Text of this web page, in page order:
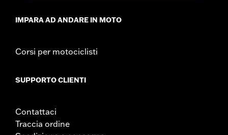
IMPARA AD ANDARE IN MOTO
Corsi per motociclisti
SUPPORTO CLIENTI
Contattaci
Traccia ordine